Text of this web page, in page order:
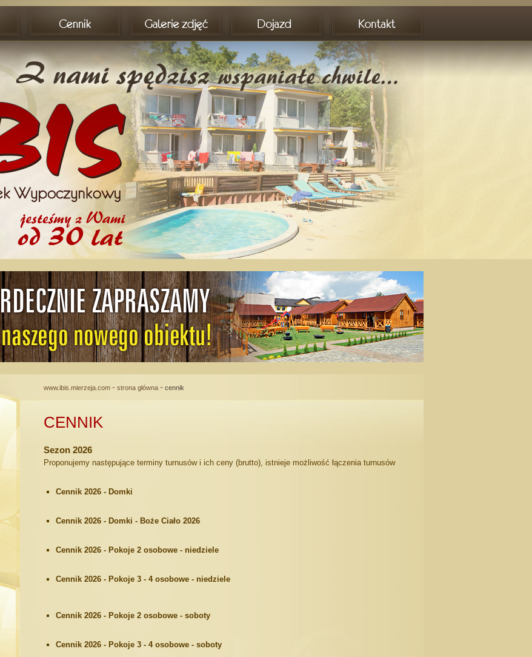
www.ibis.mierzeja.com - strona główna -cennik
CENNIK
Sezon 2026
Proponujemy następujące terminy turnusów i ich ceny (brutto), istnieje możliwość łączenia turnusów
Cennik 2026 - Domki
Cennik 2026 - Domki - Boże Ciało 2026
Cennik 2026 - Pokoje 2 osobowe - niedziele
Cennik 2026 - Pokoje 3 - 4 osobowe - niedziele
Cennik 2026 - Pokoje 2 osobowe - soboty
Cennik 2026 - Pokoje 3 - 4 osobowe - soboty